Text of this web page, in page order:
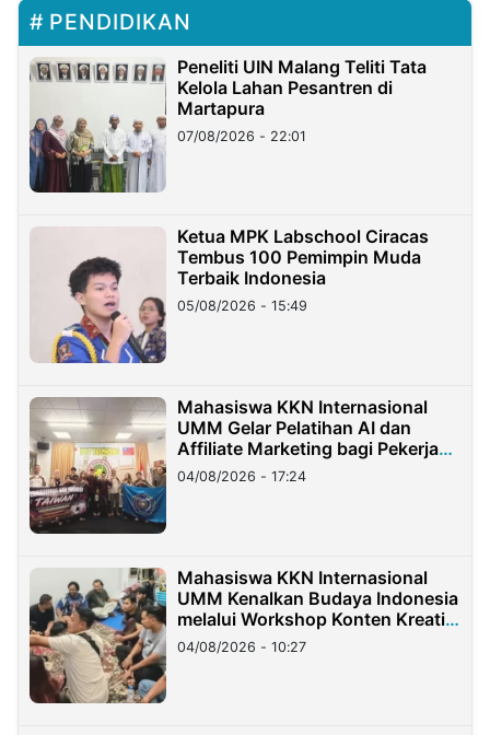
PENDIDIKAN
Peneliti UIN Malang Teliti Tata
Kelola Lahan Pesantren di
Martapura
07/08/2026 - 22:01
Ketua MPK Labschool Ciracas
Tembus 100 Pemimpin Muda
Terbaik Indonesia
05/08/2026 - 15:49
Mahasiswa KKN Internasional
UMM Gelar Pelatihan AI dan
Affiliate Marketing bagi Pekerja
Migran Indonesia di Taiwan
04/08/2026 - 17:24
Mahasiswa KKN Internasional
UMM Kenalkan Budaya Indonesia
melalui Workshop Konten Kreatif
di Taiwan
04/08/2026 - 10:27